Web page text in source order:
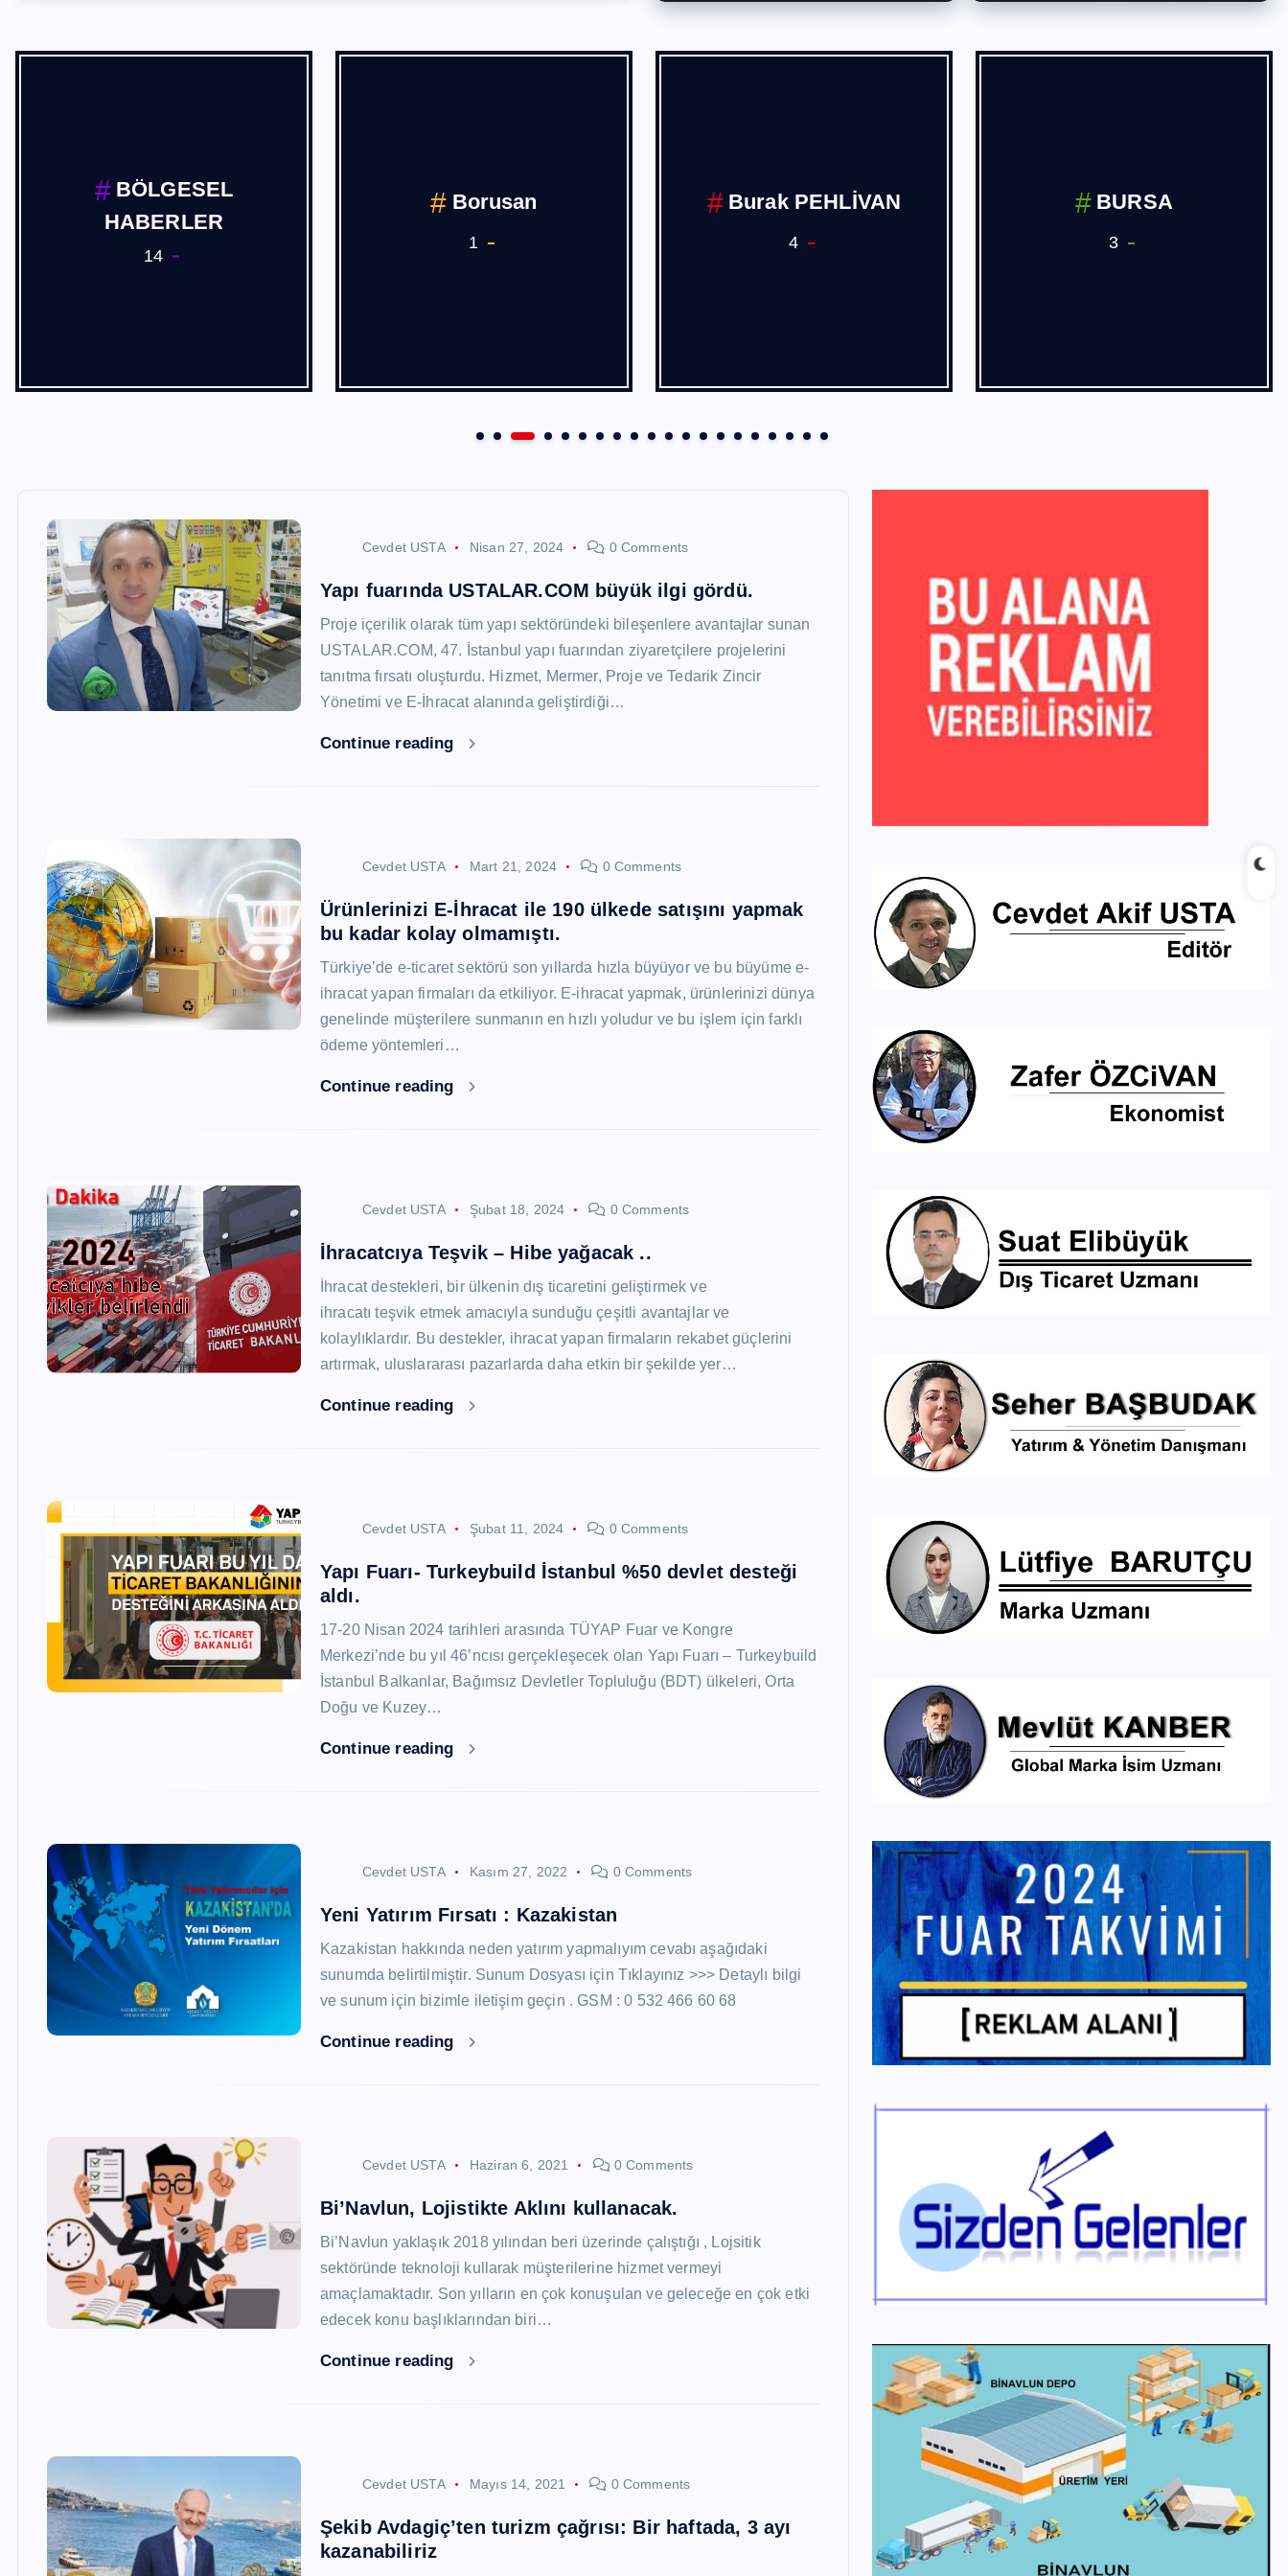
BÖLGESEL
HABERLER
14
Borusan
1
Burak PEHLİVAN
4
BURSA
3
Cevdet USTA Nisan 27, 2024 0 Comments
Yapı fuarında USTALAR.COM büyük ilgi gördü.
Proje içerilik olarak tüm yapı sektöründeki bileşenlere avantajlar sunan
USTALAR.COM, 47. İstanbul yapı fuarından ziyaretçilere projelerini
tanıtma fırsatı oluşturdu. Hizmet, Mermer, Proje ve Tedarik Zincir
Yönetimi ve E-İhracat alanında geliştirdiği…
Continue reading
Cevdet USTA Mart 21, 2024 0 Comments
Ürünlerinizi E-İhracat ile 190 ülkede satışını yapmak
bu kadar kolay olmamıştı.
Türkiye’de e-ticaret sektörü son yıllarda hızla büyüyor ve bu büyüme e-
ihracat yapan firmaları da etkiliyor. E-ihracat yapmak, ürünlerinizi dünya
genelinde müşterilere sunmanın en hızlı yoludur ve bu işlem için farklı
ödeme yöntemleri…
Continue reading
Cevdet USTA Şubat 18, 2024 0 Comments
İhracatcıya Teşvik – Hibe yağacak ..
İhracat destekleri, bir ülkenin dış ticaretini geliştirmek ve
ihracatı teşvik etmek amacıyla sunduğu çeşitli avantajlar ve
kolaylıklardır. Bu destekler, ihracat yapan firmaların rekabet güçlerini
artırmak, uluslararası pazarlarda daha etkin bir şekilde yer…
Continue reading
Cevdet USTA Şubat 11, 2024 0 Comments
Yapı Fuarı- Turkeybuild İstanbul %50 devlet desteği
aldı.
17-20 Nisan 2024 tarihleri arasında TÜYAP Fuar ve Kongre
Merkezi’nde bu yıl 46’ncısı gerçekleşecek olan Yapı Fuarı – Turkeybuild
İstanbul Balkanlar, Bağımsız Devletler Topluluğu (BDT) ülkeleri, Orta
Doğu ve Kuzey…
Continue reading
Cevdet USTA Kasım 27, 2022 0 Comments
Yeni Yatırım Fırsatı : Kazakistan
Kazakistan hakkında neden yatırım yapmalıyım cevabı aşağıdaki
sunumda belirtilmiştir. Sunum Dosyası için Tıklayınız >>> Detaylı bilgi
ve sunum için bizimle iletişim geçin . GSM : 0 532 466 60 68
Continue reading
Cevdet USTA Haziran 6, 2021 0 Comments
Bi’Navlun, Lojistikte Aklını kullanacak.
Bi’Navlun yaklaşık 2018 yılından beri üzerinde çalıştığı , Lojsitik
sektöründe teknoloji kullarak müşterilerine hizmet vermeyi
amaçlamaktadır. Son yılların en çok konuşulan ve geleceğe en çok etki
edecek konu başlıklarından biri…
Continue reading
Cevdet USTA Mayıs 14, 2021 0 Comments
Şekib Avdagiç’ten turizm çağrısı: Bir haftada, 3 ayı
kazanabiliriz